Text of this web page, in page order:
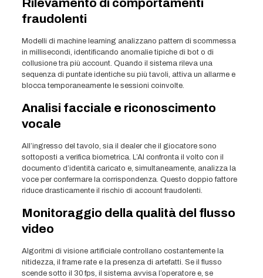
Rilevamento di comportamenti
fraudolenti
Modelli di machine learning analizzano pattern di scommessa
in millisecondi, identificando anomalie tipiche di bot o di
collusione tra più account. Quando il sistema rileva una
sequenza di puntate identiche su più tavoli, attiva un allarme e
blocca temporaneamente le sessioni coinvolte.
Analisi facciale e riconoscimento
vocale
All’ingresso del tavolo, sia il dealer che il giocatore sono
sottoposti a verifica biometrica. L’AI confronta il volto con il
documento d’identità caricato e, simultaneamente, analizza la
voce per confermare la corrispondenza. Questo doppio fattore
riduce drasticamente il rischio di account fraudolenti.
Monitoraggio della qualità del flusso
video
Algoritmi di visione artificiale controllano costantemente la
nitidezza, il frame rate e la presenza di artefatti. Se il flusso
scende sotto il 30 fps, il sistema avvisa l’operatore e, se